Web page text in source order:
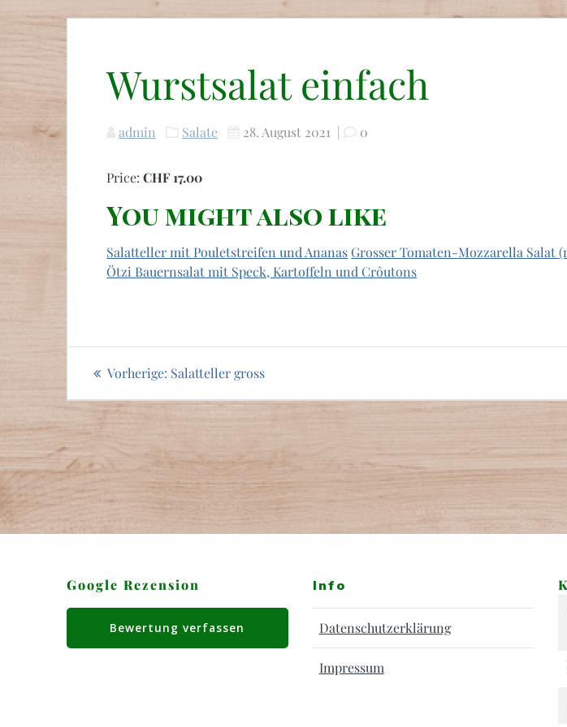
Wurstsalat einfach
admin Salate 28. August 2021 | 0
Price:CHF 17.00
You might also like
Salatteller mit Pouletstreifen und Ananas Grosser Tomaten-Mozzarella Salat
Ötzi Bauernsalat mit Speck, Kartoffeln und Crôutons
Beitragsnavigation
Vorherige: Vorheriger
Salatteller gross
Google Rezension
Bewertung verfassen
Info
Datenschutzerklärung
Impressum